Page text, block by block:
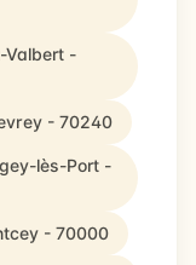
Valbert -
- 70240
lès-Port -
- 70000